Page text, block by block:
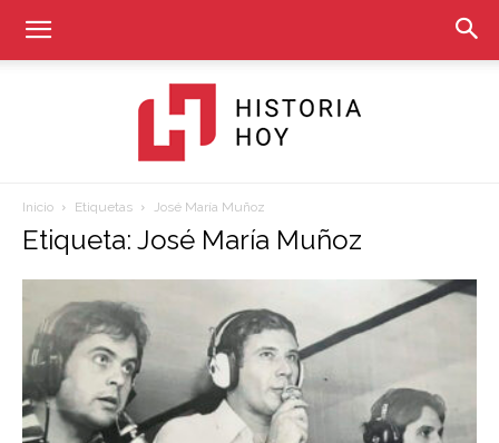
Historia
Hoy
Inicio Etiquetas José María Muñoz
Etiqueta: José María Muñoz